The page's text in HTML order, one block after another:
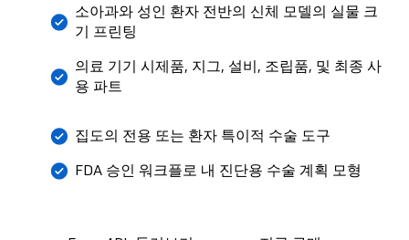
소아과와 성인 환자 전반의 신체 모델의 실물 크
기 프린팅
의료 기기 시제품, 지그, 설비, 조립품, 및 최종 사
용 파트
집도의 전용 또는 환자 특이적 수술 도구
FDA 승인 워크플로 내 진단용 수술 계획 모형